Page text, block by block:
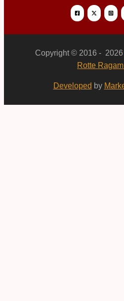
Copyright © 2016 - 2026
Rotte
Developed by